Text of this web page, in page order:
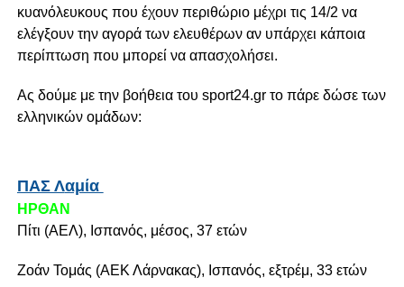
κυανόλευκους που έχουν περιθώριο μέχρι τις 14/2 να
ελέγξουν την αγορά των ελευθέρων αν υπάρχει κάποια
περίπτωση που μπορεί να απασχολήσει.
Ας δούμε με την βοήθεια του sport24.gr το πάρε δώσε των
ελληνικών ομάδων:
ΠΑΣ Λαμία
ΗΡΘΑΝ
Πίτι (ΑΕΛ), Ισπανός, μέσος, 37 ετών
Ζοάν Τομάς (ΑΕΚ Λάρνακας), Ισπανός, εξτρέμ, 33 ετών